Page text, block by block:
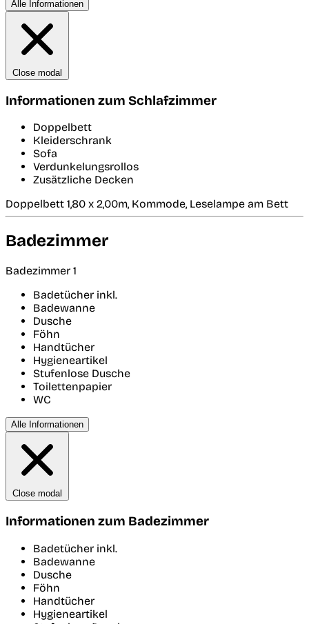
Alle Informationen
Close modal
Informationen zum Schlafzimmer
Doppelbett
Kleiderschrank
Sofa
Verdunkelungsrollos
Zusätzliche Decken
Doppelbett 1,80 x 2,00m, Kommode, Leselampe am Bett
Badezimmer
Badezimmer 1
Badetücher inkl.
Badewanne
Dusche
Föhn
Handtücher
Hygieneartikel
Stufenlose Dusche
Toilettenpapier
WC
Alle Informationen
Close modal
Informationen zum Badezimmer
Badetücher inkl.
Badewanne
Dusche
Föhn
Handtücher
Hygieneartikel